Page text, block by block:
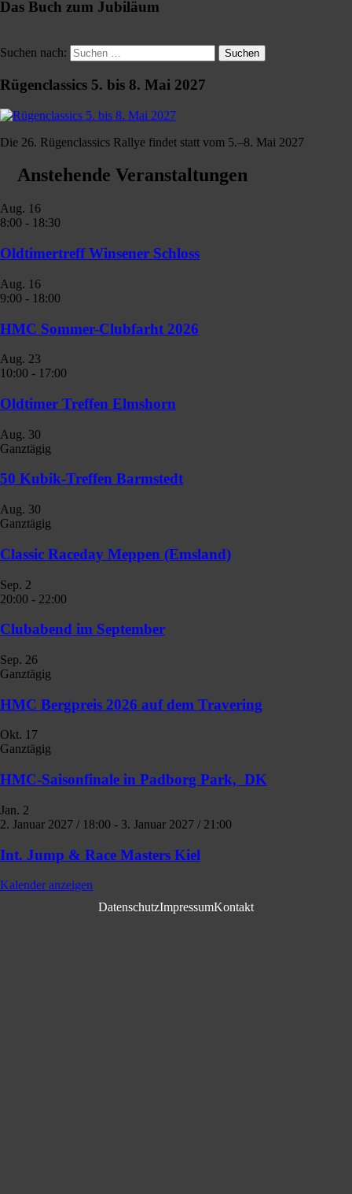
Das Buch zum Jubiläum
Suchen nach: Suchen
Rügenclassics 5. bis 8. Mai 2027
Die 26. Rügenclassics Rallye findet statt vom 5.–8. Mai 2027
Anstehende Veranstaltungen
Aug. 16
8:00 - 18:30
Oldtimertreff Winsener Schloss
Aug. 16
9:00 - 18:00
HMC Sommer-Clubfarht 2026
Aug. 23
10:00 - 17:00
Oldtimer Treffen Elmshorn
Aug. 30
Ganztägig
50 Kubik-Treffen Barmstedt
Aug. 30
Ganztägig
Classic Raceday Meppen (Emsland)
Sep. 2
20:00 - 22:00
Clubabend im September
Sep. 26
Ganztägig
HMC Bergpreis 2026 auf dem Travering
Okt. 17
Ganztägig
HMC-Saisonfinale in Padborg Park, DK
Jan. 2
2. Januar 2027 / 18:00 - 3. Januar 2027 / 21:00
Int. Jump & Race Masters Kiel
Kalender anzeigen
DatenschutzImpressumKontakt